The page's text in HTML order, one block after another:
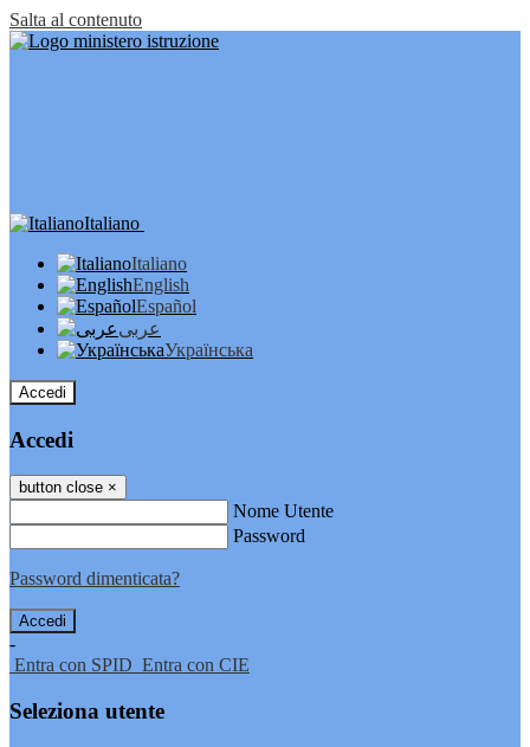
Salta al contenuto
Italiano
Italiano
English
Español
عربى
Українська
Accedi
Accedi
button close ×
Nome Utente
Password
Password dimenticata?
-
Entra con SPID Entra con CIE
Seleziona utente